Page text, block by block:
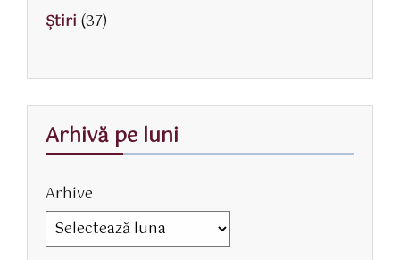
Știri (37)
Arhivă pe luni
Arhive